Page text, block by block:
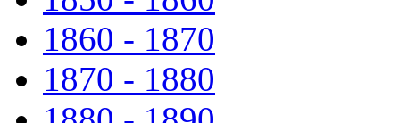
1860 - 1870
1870 - 1880